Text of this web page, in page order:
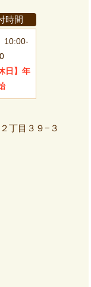
時間
10:00-
日】 年
丁目３９−３